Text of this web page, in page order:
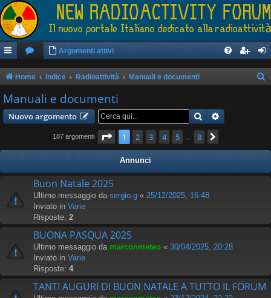
Argomenti attivi
Home Indice Radioattività Manuali e documenti
Manuali e documenti
Nuovo argomento Cerca
187 argomenti Pagina di
1 2 3 4 5 8
Annunci
Buon Natale 2025
Ultimo messaggio da sergio.g « 25/12/2025, 16:48
Inviato in Varie
Risposte: 2
BUONA PASQUA 2025
Ultimo messaggio da marconmeteo « 30/04/2025, 20:28
Inviato in Varie
Risposte: 4
TANTI AUGURI DI BUON NATALE A TUTTO IL FORUM